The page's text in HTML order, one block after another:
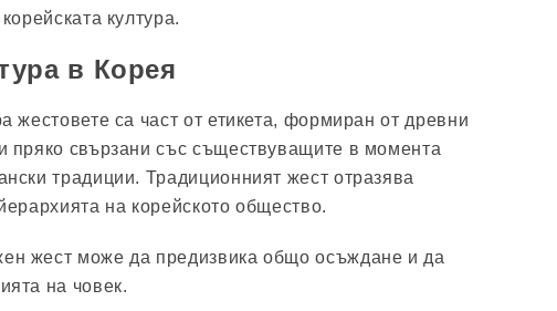
култура.
в Корея
жестовете са част от етикета, формиран от древни
пряко свързани със съществуващите в момента
традиции. Традиционният жест отразява
на корейското общество.
жест може да предизвика общо осъждане и да
на човек.